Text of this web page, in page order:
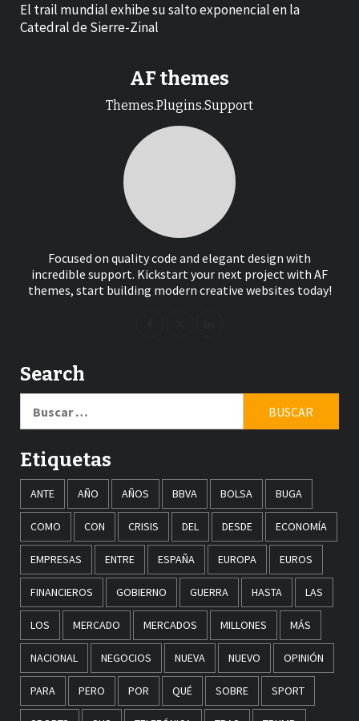
El trail mundial exhibe su salto exponencial en la
Catedral de Sierre-Zinal
AF themes
Themes.Plugins.Support
Focused on quality code and elegant design with
incredible support. Kickstart your next project with AF
themes, start building modern creative websites today!
Search
Etiquetas
ANTE AÑO AÑOS BBVA BOLSA BUGA
COMO CON CRISIS DEL DESDE ECONOMÍA
EMPRESAS ENTRE ESPAÑA EUROPA EUROS
FINANCIEROS GOBIERNO GUERRA HASTA LAS
LOS MERCADO MERCADOS MILLONES MÁS
NACIONAL NEGOCIOS NUEVA NUEVO OPINIÓN
PARA PERO POR QUÉ SOBRE SPORT